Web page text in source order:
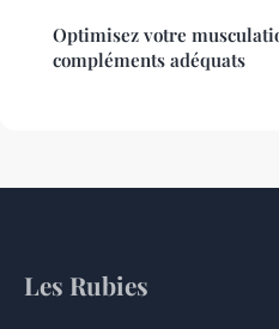
Optimisez votre
compléments adéquats
Les Rubies